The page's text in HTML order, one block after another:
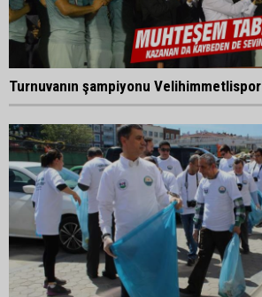
Turnuvanın şampiyonu Velihimmetlispor